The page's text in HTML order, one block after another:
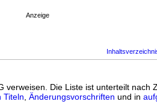
Anzeige
verweisen. Die Liste ist unterteilt nach
Titeln Änderungsvorschriften und in